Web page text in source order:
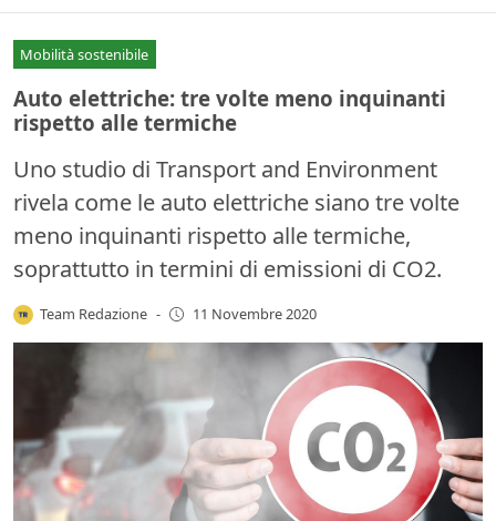
Mobilità sostenibile
Auto elettriche: tre volte meno inquinanti
rispetto alle termiche
Uno studio di Transport and Environment
rivela come le auto elettriche siano tre volte
meno inquinanti rispetto alle termiche,
soprattutto in termini di emissioni di CO2.
Team Redazione - 11 Novembre 2020